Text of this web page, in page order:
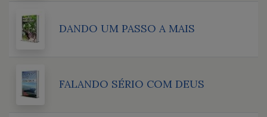
DANDO UM PASSO A MAIS
FALANDO SÉRIO COM DEUS